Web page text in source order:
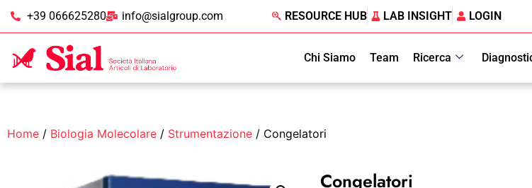
+39 066625280 info@sialgroup.com RESOURCE HUB LAB INSIGHT LOGIN
Chi Siamo Team Ricerca
Home / Biologia Molecolare / Strumentazione / Congelatori
Congelatori